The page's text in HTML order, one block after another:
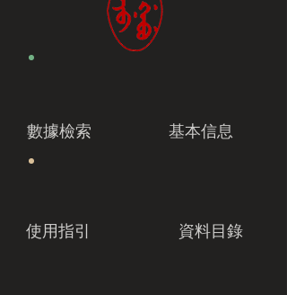
數據檢索 基本信息
使用指引 資料目錄